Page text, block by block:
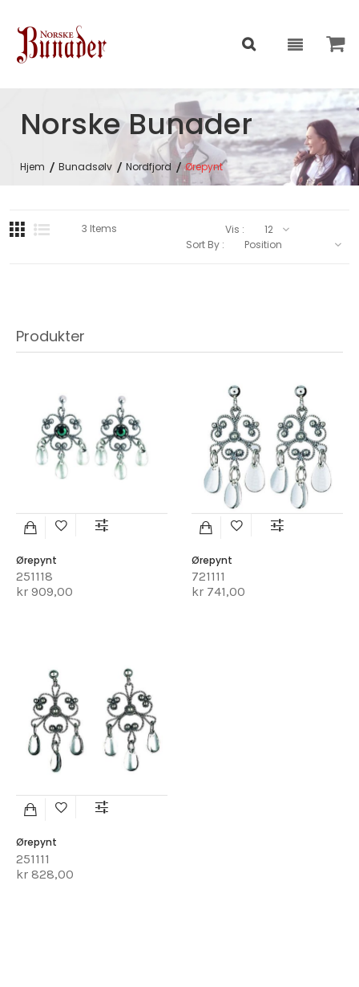
Norske Bunader
Hjem Bunadsølv Nordfjord Ørepynt
Produkter
Ørepynt
251118
kr 909,00
Ørepynt
721111
kr 741,00
Ørepynt
251111
kr 828,00
3 Items
Vis :
Sort By :